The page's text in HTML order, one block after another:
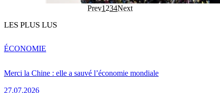
Prev1 234Next
LES PLUS LUS
Merci la Chine : elle a sauvé l’économie mondiale
27.07.2026
ÉCONOMIE